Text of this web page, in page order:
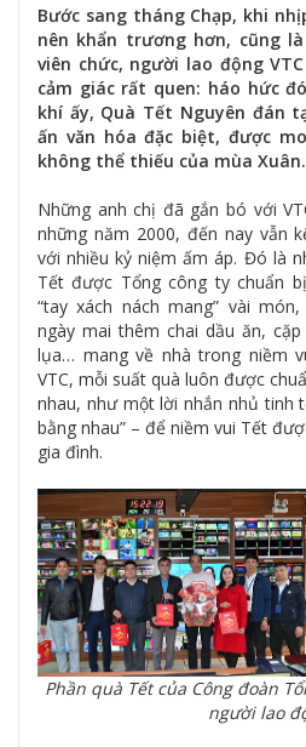
Bước sang tháng Chạp, khi
nên khẩn trương hơn, cũng
viên chức, người lao động
cảm giác rất quen: háo hức
khí ấy, Quà Tết Nguyên đán
ấn văn hóa đặc biệt, được
không thể thiếu của mùa Xuân.
Những anh chị đã gắn bó với
những năm 2000, đến nay vẫn
với nhiều kỷ niệm ấm áp. Đó là
Tết được Tổng công ty chuẩn
“tay xách nách mang” vài
ngày mai thêm chai dầu ăn,
lụa… mang về nhà trong niềm
VTC, mỗi suất quà luôn được
nhau, như một lời nhắn nhủ tinh
bằng nhau” – để niềm vui Tết
gia đình.
Phần quà Tết của Công đoàn
người lao